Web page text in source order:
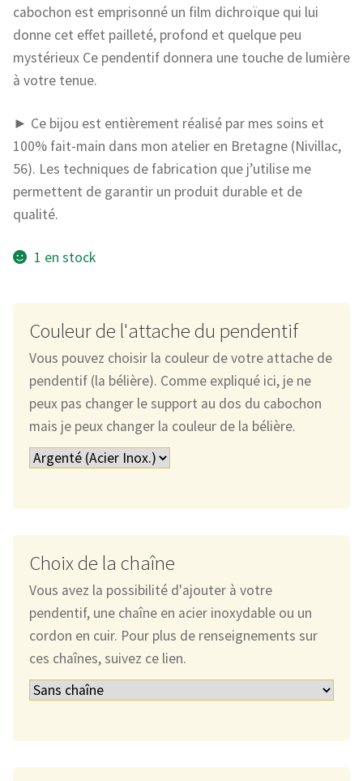
cabochon est emprisonné un film dichroïque qui lui
donne cet effet pailleté, profond et quelque peu
mystérieux Ce pendentif donnera une touche de lumière
à votre tenue.
► Ce bijou est entièrement réalisé par mes soins et
100% fait-main dans mon atelier en Bretagne (Nivillac,
56). Les techniques de fabrication que j’utilise me
permettent de garantir un produit durable et de
qualité.
1 en stock
Couleur de l'attache du pendentif
Vous pouvez choisir la couleur de votre attache de
pendentif (la bélière). Comme expliqué ici, je ne
peux pas changer le support au dos du cabochon
mais je peux changer la couleur de la bélière.
Choix de la chaîne
Vous avez la possibilité d'ajouter à votre
pendentif, une chaîne en acier inoxydable ou un
cordon en cuir. Pour plus de renseignements sur
ces chaînes, suivez ce lien.